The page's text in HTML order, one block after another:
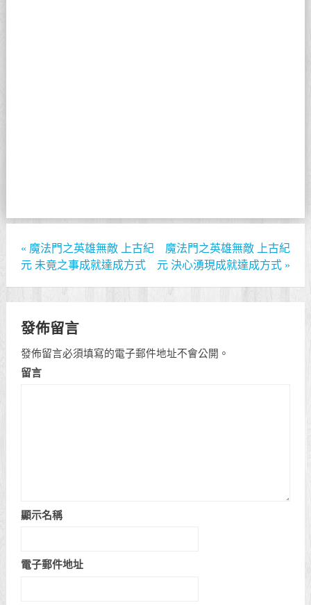
« 魔法門之英雄無敵 上古紀
元 未竟之事成就達成方式
魔法門之英雄無敵 上古紀
元 決心湧現成就達成方式 »
發佈留言
發佈留言必須填寫的電子郵件地址不會公開。
留言
顯示名稱
電子郵件地址